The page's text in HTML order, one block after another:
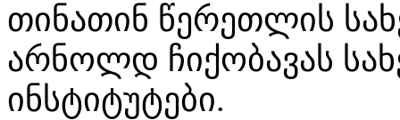
თინათინ წერეთლის
არნოლდ ჩიქობავას
ინსტიტუტები.